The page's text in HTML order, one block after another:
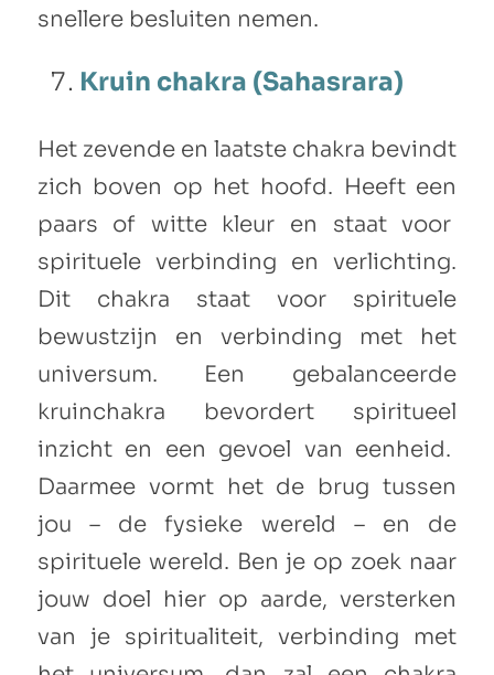
snellere besluiten nemen.
Kruin chakra (Sahasrara)
Het zevende en laatste chakra bevindt
zich boven op het hoofd. Heeft een
paars of witte kleur en staat voor
spirituele verbinding en verlichting.
Dit chakra staat voor spirituele
bewustzijn en verbinding met het
universum. Een gebalanceerde
kruinchakra bevordert spiritueel
inzicht en een gevoel van eenheid.
Daarmee vormt het de brug tussen
jou – de fysieke wereld – en de
spirituele wereld. Ben je op zoek naar
jouw doel hier op aarde, versterken
van je spiritualiteit, verbinding met